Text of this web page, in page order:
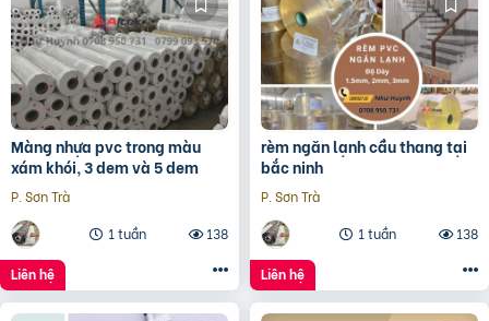
Màng nhựa pvc trong màu
xám khói, 3 dem và 5 dem
P. Sơn Trà
1 tuần
138
Liên hệ
rèm ngăn lạnh cầu thang tại
bắc ninh
P. Sơn Trà
1 tuần
138
Liên hệ